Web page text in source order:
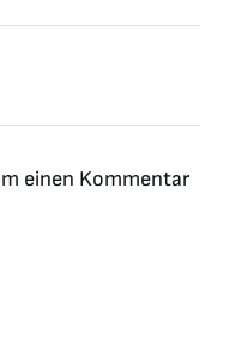
einen Kommentar